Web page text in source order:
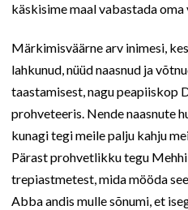
käskisime maal vabastada oma
Märkimisväärne arv inimesi,
lahkunud, nüüd naasnud ja
taastamisest, nagu peapiiskop
prohveteeris. Nende naasnute
kunagi tegi meile palju kahju
Pärast prohvetlikku tegu
trepiastmetest, mida mööda
Abba andis mulle sõnumi, et